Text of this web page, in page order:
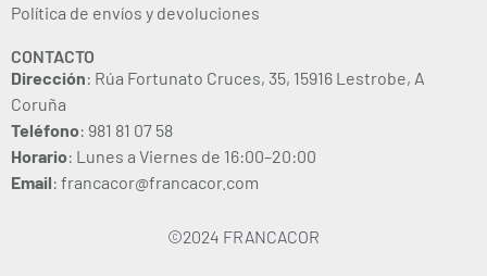
Política de envíos y devoluciones
CONTACTO
Dirección: Rúa Fortunato Cruces, 35, 15916 Lestrobe, A
Coruña
Teléfono: 981 81 07 58
Horario: Lunes a Viernes de 16:00–20:00
Email: francacor@francacor.com
©2024 FRANCACOR